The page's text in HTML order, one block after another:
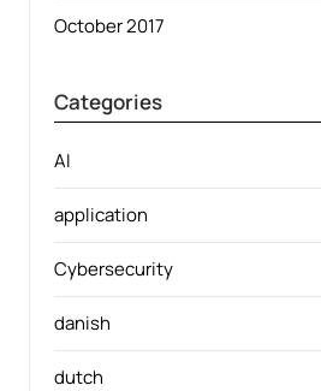
October 2017
Categories
AI
application
Cybersecurity
danish
dutch